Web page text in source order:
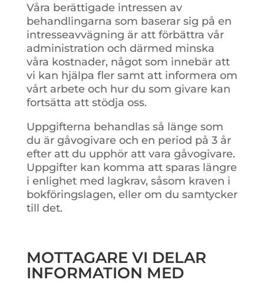
Våra berättigade intressen av
behandlingarna som baserar sig på en
intresseavvägning är att förbättra vår
administration och därmed minska
våra kostnader, något som innebär att
vi kan hjälpa fler samt att informera om
vårt arbete och hur du som givare kan
fortsätta att stödja oss.
Uppgifterna behandlas så länge som
du är gåvogivare och en period på 3 år
efter att du upphör att vara gåvogivare.
Uppgifter kan komma att sparas längre
i enlighet med lagkrav, såsom kraven i
bokföringslagen, eller om du samtycker
till det.
MOTTAGARE VI DELAR
INFORMATION MED